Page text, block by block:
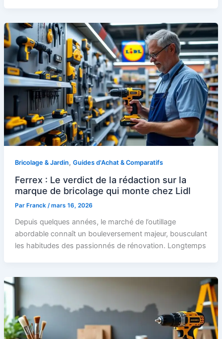
Bricolage & Jardin, Guides d'Achat & Comparatifs
Ferrex : Le verdict de la rédaction sur la
marque de bricolage qui monte chez Lidl
Par Franck /mars 16, 2026
Depuis quelques années, le marché de l’outillage
abordable connaît un bouleversement majeur, bousculant
les habitudes des passionnés de rénovation. Longtemps